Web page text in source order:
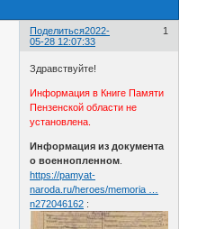
Поделиться 1
2022-
05-28 12:07:33
Здравствуйте!
Информация в Книге Памяти
Пензенской области не
установлена.
Информация из документа
о военнопленном
https://pamyat-
naroda.ru/heroes/memoria …
n272046162 :